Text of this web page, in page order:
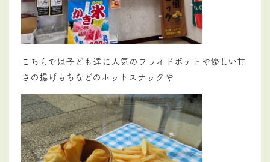
こちらでは子ども達に人気のフライドポテトや優しい甘
さの揚げもちなどのホットスナックや